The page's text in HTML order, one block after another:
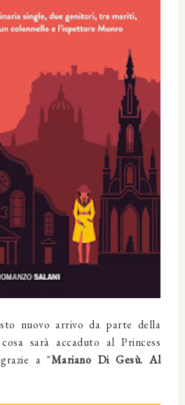
nuovo arrivo da parte della
sarà accaduto al Princess
a "Mariano Di Gesù. Al